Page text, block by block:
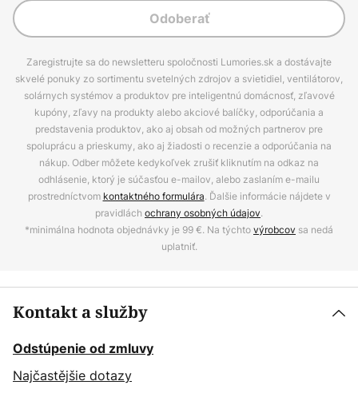
Odoberať
Zaregistrujte sa do newsletteru spoločnosti Lumories.sk a dostávajte
skvelé ponuky zo sortimentu svetelných zdrojov a svietidiel, ventilátorov,
solárnych systémov a produktov pre inteligentnú domácnosť, zľavové
kupóny, zľavy na produkty alebo akciové balíčky, odporúčania a
predstavenia produktov, ako aj obsah od možných partnerov pre
spoluprácu a prieskumy, ako aj žiadosti o recenzie a odporúčania na
nákup. Odber môžete kedykoľvek zrušiť kliknutím na odkaz na
odhlásenie, ktorý je súčasťou e-mailov, alebo zaslaním e-mailu
prostredníctvom kontaktného formulára. Ďalšie informácie nájdete v
pravidlách ochrany osobných údajov.
*minimálna hodnota objednávky je 99 €. Na týchtovýrobcov sa nedá
uplatniť.
Kontakt a služby
Odstúpenie od zmluvy
Najčastějšie dotazy